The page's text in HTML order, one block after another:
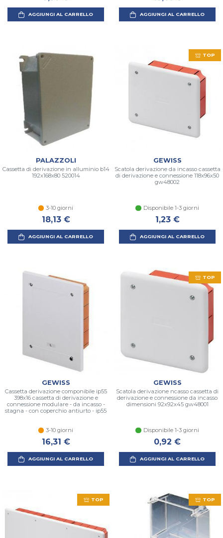
AGGIUNGI AL CARRELLO AGGIUNGI AL CARRELLO
PALAZZOLI
Cassetta di derivazione in alluminio b14
192x168x80 520014
3-10 giorni
18,13 €
AGGIUNGI AL CARRELLO
TOP
GEWISS
Scatola derivazione da incasso cassetta
di derivazione e connessione 118x96x50
gw48002
Disponibile 1-3 giorni
1,23 €
AGGIUNGI AL CARRELLO
GEWISS
Cassetta derivazione componibile ip55
398x16 cassetta di derivazione e
connessione modulare - da incasso -
stagna - con coperchio antiurto - ip55
3-10 giorni
16,31 €
AGGIUNGI AL CARRELLO
TOP
GEWISS
Scatola derivazione ncasso cassetta di
derivazione e connessione da incasso
dimensioni 92x92x45 gw48001
Disponibile 1-3 giorni
0,92 €
AGGIUNGI AL CARRELLO
TOP TOP